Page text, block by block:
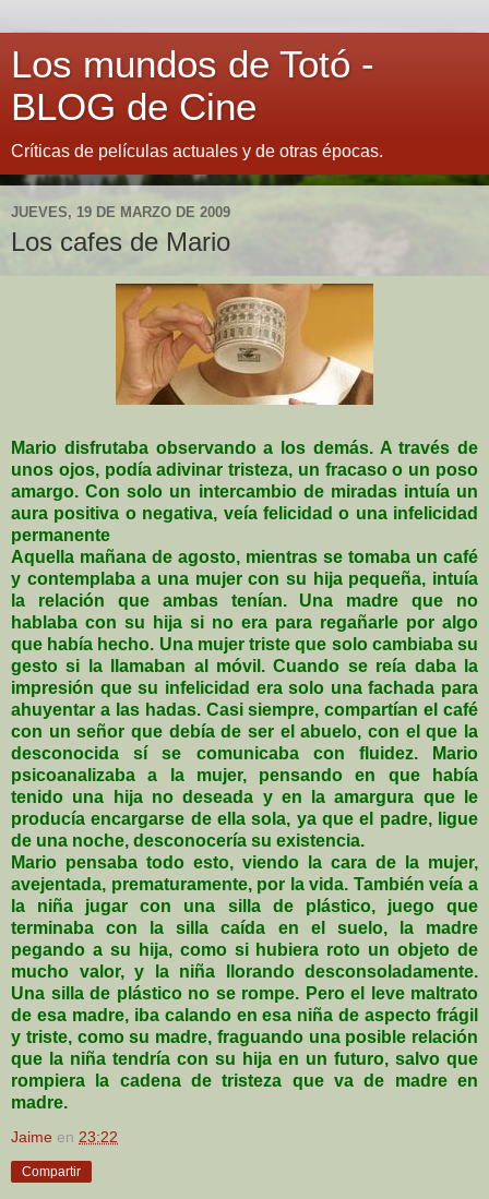
Los mundos de Totó -
BLOG de Cine
Críticas de películas actuales y de otras épocas.
JUEVES, 19 DE MARZO DE 2009
Los cafes de Mario
Mario disfrutaba observando a los demás. A través de
unos ojos, podía adivinar tristeza, un fracaso o un poso
amargo. Con solo un intercambio de miradas intuía un
aura positiva o negativa, veía felicidad o una infelicidad
permanente
Aquella mañana de agosto, mientras se tomaba un café
y contemplaba a una mujer con su hija pequeña, intuía
la relación que ambas tenían. Una madre que no
hablaba con su hija si no era para regañarle por algo
que había hecho. Una mujer triste que solo cambiaba su
gesto si la llamaban al móvil. Cuando se reía daba la
impresión que su infelicidad era solo una fachada para
ahuyentar a las hadas. Casi siempre, compartían el café
con un señor que debía de ser el abuelo, con el que la
desconocida sí se comunicaba con fluidez. Mario
psicoanalizaba a la mujer, pensando en que había
tenido una hija no deseada y en la amargura que le
producía encargarse de ella sola, ya que el padre, ligue
de una noche, desconocería su existencia.
Mario pensaba todo esto, viendo la cara de la mujer,
avejentada, prematuramente, por la vida. También veía a
la niña jugar con una silla de plástico, juego que
terminaba con la silla caída en el suelo, la madre
pegando a su hija, como si hubiera roto un objeto de
mucho valor, y la niña llorando desconsoladamente.
Una silla de plástico no se rompe. Pero el leve maltrato
de esa madre, iba calando en esa niña de aspecto frágil
y triste, como su madre, fraguando una posible relación
que la niña tendría con su hija en un futuro, salvo que
rompiera la cadena de tristeza que va de madre en
madre.
Jaime en 23:22
Compartir